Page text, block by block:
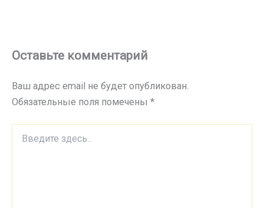
Оставьте комментарий
Ваш адрес email не будет опубликован.
Обязательные поля помечены *
здесь...